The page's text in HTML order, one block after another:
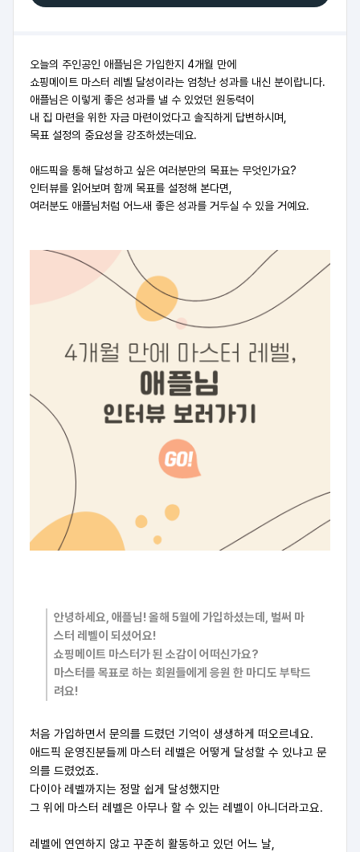
오늘의 주인공인 애플님은 가입한지 4개월 만에
쇼핑메이트 마스터 레벨 달성이라는 엄청난 성과를 내신 분이랍니다.
애플님은 이렇게 좋은 성과를 낼 수 있었던 원동력이
내 집 마련을 위한 자금 마련이었다고 솔직하게 답변하시며,
목표 설정의 중요성을 강조하셨는데요.
애드픽을 통해 달성하고 싶은 여러분만의 목표는 무엇인가요?
인터뷰를 읽어보며 함께 목표를 설정해 본다면,
여러분도 애플님처럼 어느새 좋은 성과를 거두실 수 있을 거예요.
안녕하세요, 애플님! 올해 5월에 가입하셨는데, 벌써 마
스터 레벨이 되셨어요!
쇼핑메이트 마스터가 된 소감이 어떠신가요?
마스터를 목표로 하는 회원들에게 응원 한 마디도 부탁드
려요!
처음 가입하면서 문의를 드렸던 기억이 생생하게 떠오르네요.
애드픽 운영진분들께 마스터 레벨은 어떻게 달성할 수 있냐고 문
의를 드렸었죠.
다이아 레벨까지는 정말 쉽게 달성했지만
그 위에 마스터 레벨은 아무나 할 수 있는 레벨이 아니더라고요.
레벨에 연연하지 않고 꾸준히 활동하고 있던 어느 날,